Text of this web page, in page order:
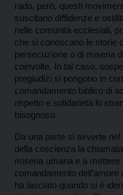
rado, però, questi
suscitano diffidenze e
nelle comunità ecclesiali,
che si conoscano le storie
persecuzione o di miseria
coinvolte. In tal caso,
pregiudizi si pongono in
comandamento biblico di
rispetto e solidarietà lo
bisognoso.
Da una parte si avverte nel
della coscienza la
miseria umana e a mettere
comandamento dell’amore
ha lasciato quando si è